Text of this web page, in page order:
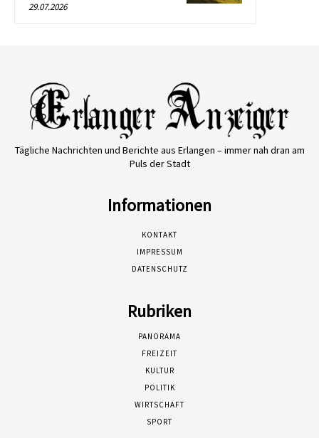
29.07.2026
Tägliche Nachrichten und Berichte aus Erlangen – immer nah dran am
Puls der Stadt
Informationen
KONTAKT
IMPRESSUM
DATENSCHUTZ
Rubriken
PANORAMA
FREIZEIT
KULTUR
POLITIK
WIRTSCHAFT
SPORT